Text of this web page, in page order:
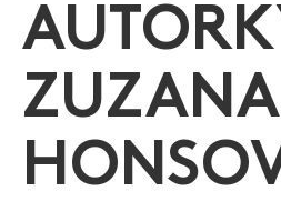
Galerie filmových klapek
Autoři filmových klapek
O projektu
ZUZANA